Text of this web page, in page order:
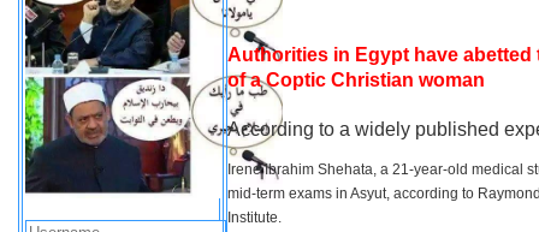
Authorities in Egypt have
of a Coptic Christian woman
According to a widely published
Irene Ibrahim Shehata, a 21-year-old medical
mid-term exams in Asyut, according to
Institute.